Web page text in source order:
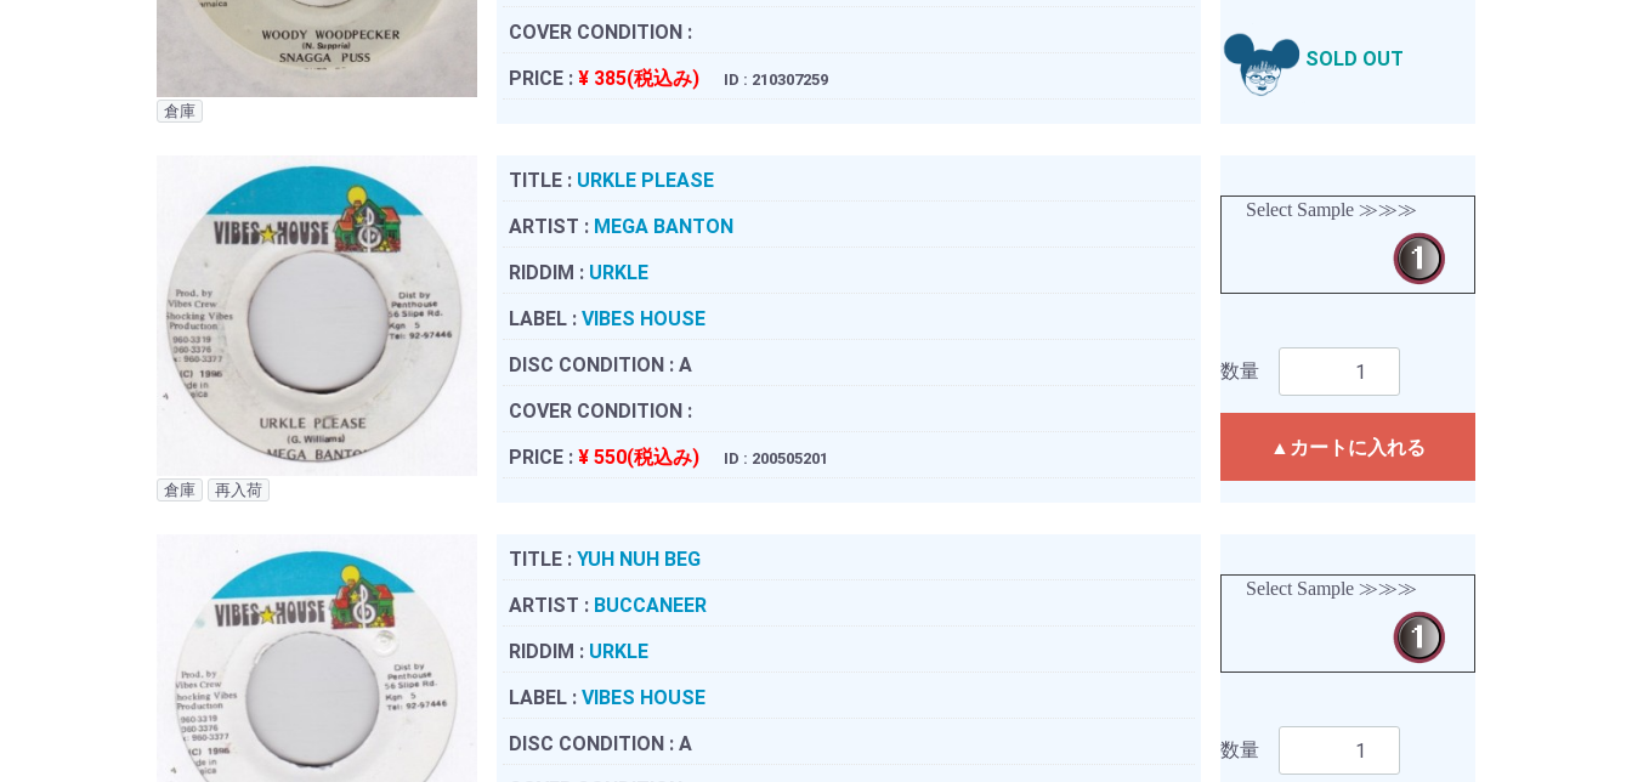
倉庫
COVER CONDITION :
PRICE : ¥ 385(税込み) ID : 210307259
SOLD OUT
倉庫 再入荷
TITLE : URKLE PLEASE
ARTIST : MEGA BANTON
RIDDIM : URKLE
LABEL : VIBES HOUSE
DISC CONDITION : A
COVER CONDITION :
PRICE : ¥ 550(税込み) ID : 200505201
Select Sample ≫≫≫
数量
▲カートに入れる
TITLE : YUH NUH BEG
ARTIST : BUCCANEER
RIDDIM : URKLE
LABEL : VIBES HOUSE
DISC CONDITION : A
Select Sample ≫≫≫
数量